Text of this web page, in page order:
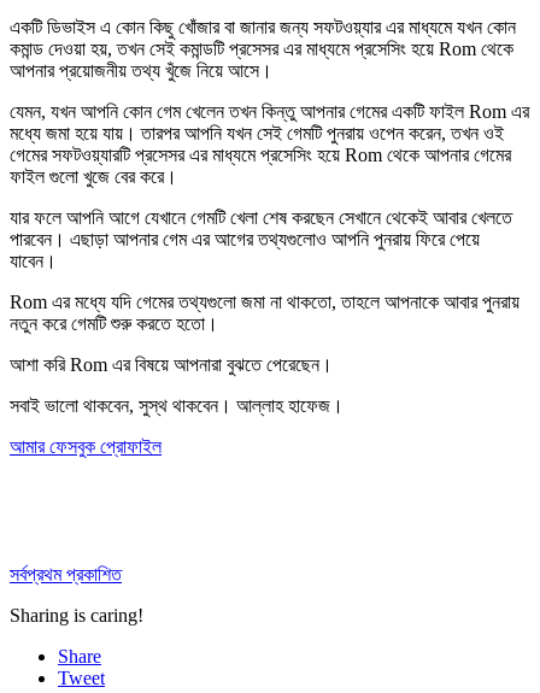
একটি ডিভাইস এ কোন কিছু খোঁজার বা জানার জন্য সফটওয়্যার এর মাধ্যমে যখন কোন
কমান্ড দেওয়া হয়, তখন সেই কমান্ডটি প্রসেসর এর মাধ্যমে প্রসেসিং হয়ে Rom থেকে
আপনার প্রয়োজনীয় তথ্য খুঁজে নিয়ে আসে।
যেমন, যখন আপনি কোন গেম খেলেন তখন কিন্তু আপনার গেমের একটি ফাইল Rom এর
মধ্যে জমা হয়ে যায়। তারপর আপনি যখন সেই গেমটি পুনরায় ওপেন করেন, তখন ওই
গেমের সফটওয়্যারটি প্রসেসর এর মাধ্যমে প্রসেসিং হয়ে Rom থেকে আপনার গেমের
ফাইল গুলো খুজে বের করে।
যার ফলে আপনি আগে যেখানে গেমটি খেলা শেষ করছেন সেখানে থেকেই আবার খেলতে
পারবেন। এছাড়া আপনার গেম এর আগের তথ্যগুলোও আপনি পুনরায় ফিরে পেয়ে
যাবেন।
Rom এর মধ্যে যদি গেমের তথ্যগুলো জমা না থাকতো, তাহলে আপনাকে আবার পুনরায়
নতুন করে গেমটি শুরু করতে হতো।
আশা করি Rom এর বিষয়ে আপনারা বুঝতে পেরেছেন।
সবাই ভালো থাকবেন, সুস্থ থাকবেন। আল্লাহ হাফেজ।
আমার ফেসবুক প্রোফাইল
সর্বপ্রথম প্রকাশিত
Sharing is caring!
Share
Tweet